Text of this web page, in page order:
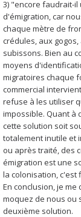
3) "encore faudrait-
d'émigration, car
chaque mètre de
crédules, aux
subissons. Bien au
moyens
migratoires chaque
commercial
refuse à les utiliser
impossible. Quant à
cette solution soit
totalement inutile et
ou après traité, des
émigration est une
la colonisation, c'est
En conclusion, je
moquez de nous ou
deuxième solution.